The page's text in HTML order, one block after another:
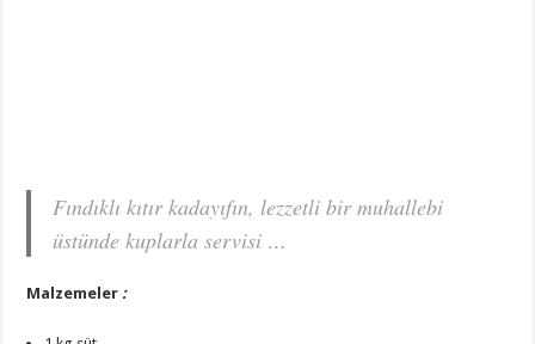
Fındıklı kıtır kadayıfın, lezzetli bir muhallebi
üstünde kuplarla servisi …
Malzemeler :